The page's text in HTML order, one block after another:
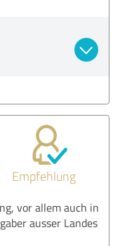
Empfehlung
vor allem auch in
ausser Landes